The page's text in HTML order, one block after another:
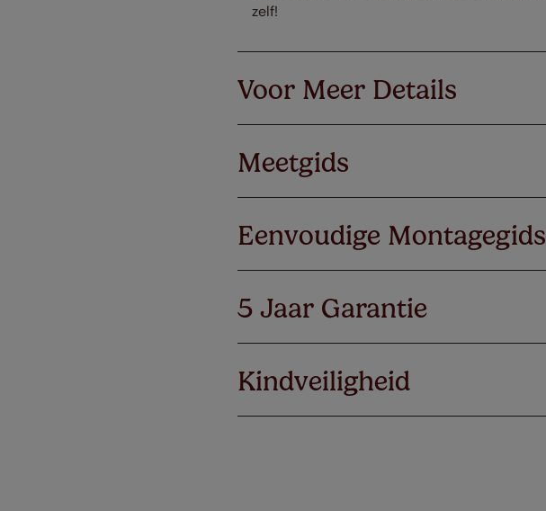
zelf!
Voor Meer Details
Meetgids
Eenvoudige Montagegids
5 Jaar Garantie
Kindveiligheid